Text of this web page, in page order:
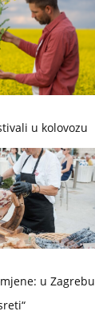
u kolovozu
u Zagrebu